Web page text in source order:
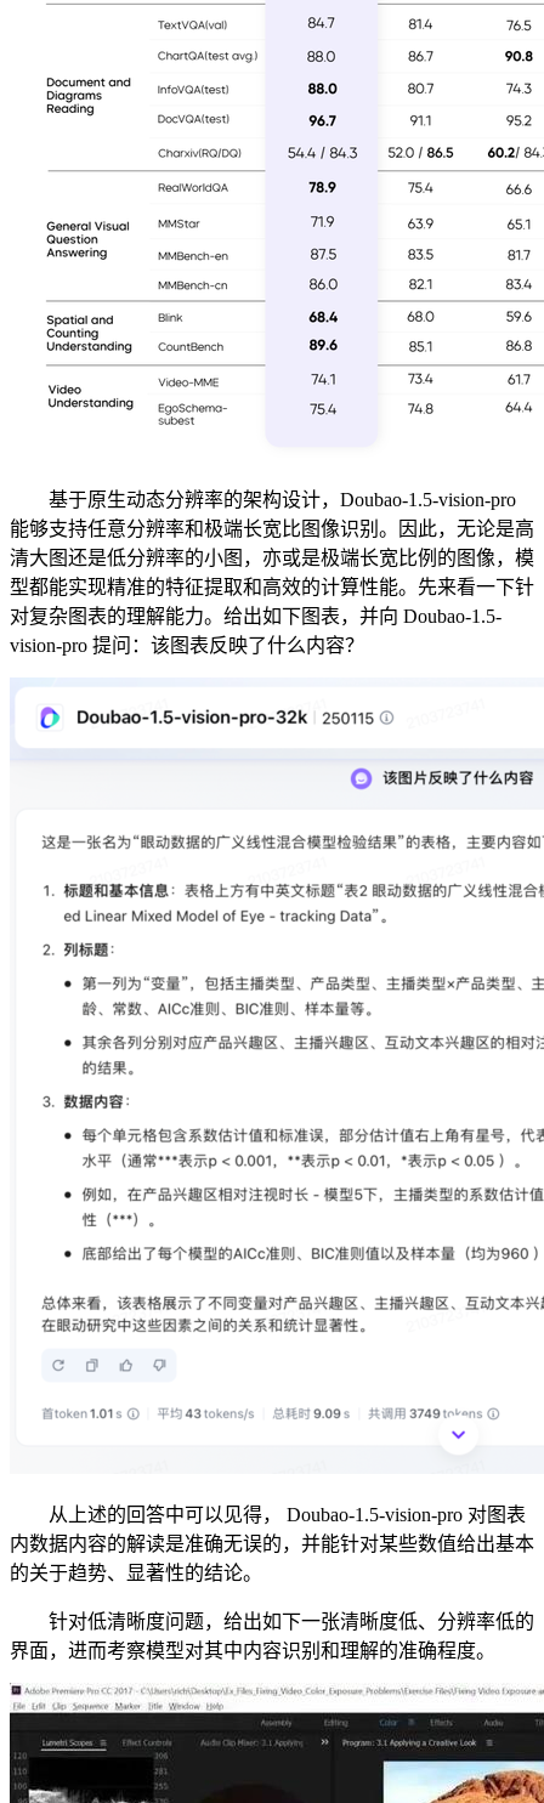
基于原生动态分辨率的架构设计，Doubao-1.5-vision-pro
能够支持任意分辨率和极端长宽比图像识别。因此，无论是高
清大图还是低分辨率的小图，亦或是极端长宽比例的图像，模
型都能实现精准的特征提取和高效的计算性能。先来看一下针
对复杂图表的理解能力。给出如下图表，并向 Doubao-1.5-
vision-pro 提问：该图表反映了什么内容？
从上述的回答中可以见得， Doubao-1.5-vision-pro 对图表
内数据内容的解读是准确无误的，并能针对某些数值给出基本
的关于趋势、显著性的结论。
针对低清晰度问题，给出如下一张清晰度低、分辨率低的
界面，进而考察模型对其中内容识别和理解的准确程度。